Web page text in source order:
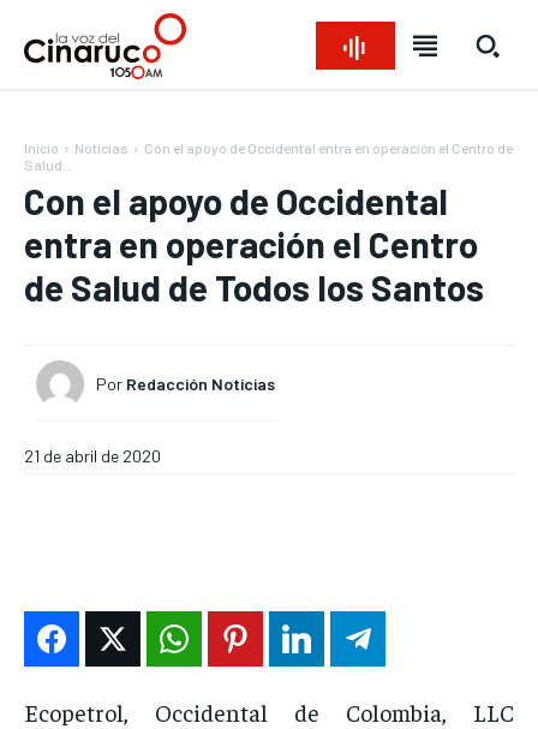
Bienvenido a La Voz del Cinaruco
ENTRETENIMIENTO
EN VIVO
Bienvenido a La Voz del Cinaruco
ENTRETENIMIENTO
EN VIVO
Bienvenido a La Voz del Cinaruco
ENTRETENIMIENTO
EN VIVO
Bienvenido a La Voz del Cinaruco
ENTRETENIMIENTO
EN VIVO
Inicio Noticias
Con el apoyo de Occidental entra en operación el Centro de
Salud...
Con el apoyo de Occidental
entra en operación el Centro
de Salud de Todos los Santos
Por Redacción Noticias
21 de abril de 2020
Ecopetrol, Occidental de Colombia, LLC